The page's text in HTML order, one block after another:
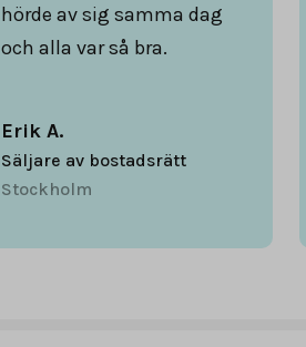
hörde av sig samma dag
och alla var så bra.
Erik A.
Säljare av bostadsrätt
Stockholm